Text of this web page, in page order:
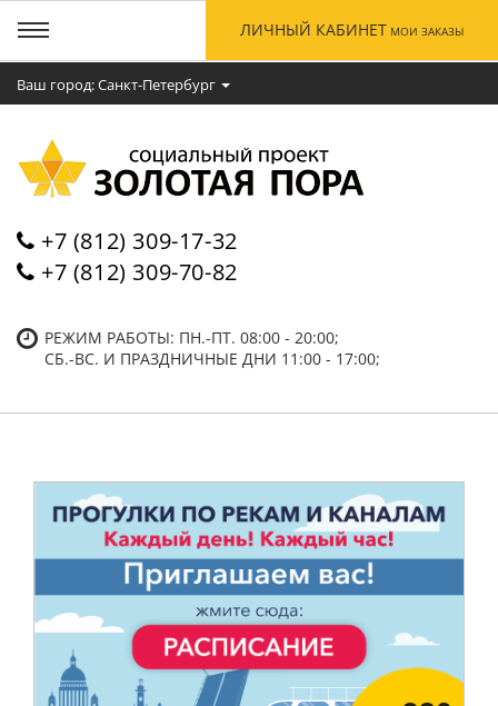
Ваш город: Cанкт-Петербург
+7 (812) 309-17-32
+7 (812) 309-70-82
РЕЖИМ РАБОТЫ: ПН.-ПТ. 08:00 - 20:00;
СБ.-ВC. И ПРАЗДНИЧНЫЕ ДНИ 11:00 - 17:00;
ЛИЧНЫЙ КАБИНЕТ МОИ ЗАКАЗЫ